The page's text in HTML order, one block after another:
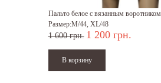
Пальто белое с вязанным
Размер:M/44, XL/48
1 600 грн. 1 200 грн.